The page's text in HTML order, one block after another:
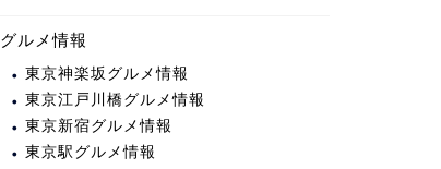
グルメ情報
東京神楽坂グルメ情報
東京江戸川橋グルメ情報
東京新宿グルメ情報
東京駅グルメ情報